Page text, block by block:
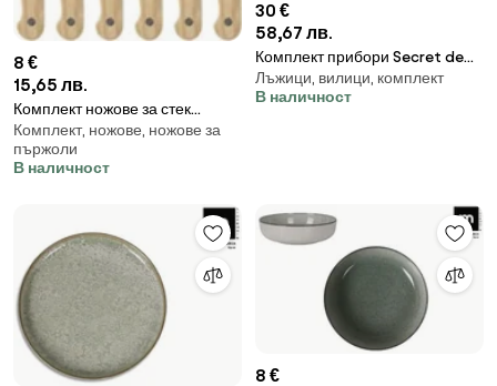
8 €
15,65 лв.
Комплект ножове за стек
Secret de Gourmet, Дърво, 6
броя
Комплект, ножове, ножове за
пържоли
В наличност
30 €
58,67 лв.
Комплект прибори Secret de
Gourmet Sarah, Инокс, 24
части
Лъжици, вилици, комплект
В наличност
8 €